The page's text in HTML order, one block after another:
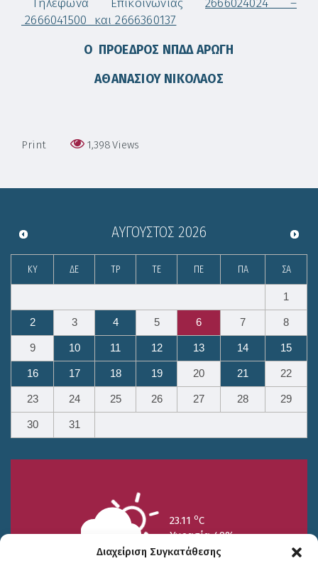
Διαχείριση Συγκατάθεσης
Τηλέφωνα Επικοινωνίας 2666024024 –
2666041500 και 2666360137
Ο ΠΡΟΕΔΡΟΣ ΝΠΔΔ ΑΡΩΓΗ
ΑΘΑΝΑΣΙΟΥ ΝΙΚΟΛΑΟΣ
Print 1,398Views
ΑΎΓΟΥΣΤΟΣ 2026
ΚΥ ΔΕ ΤΡ ΤΕ ΠΕ ΠΑ ΣΑ
1
2 3 4 5 6 7 8
9 10 11 12 13 14 15
16 17 18 19 20 21 22
23 24 25 26 27 28 29
30 31
23.11 oC
Υγρασία 49%